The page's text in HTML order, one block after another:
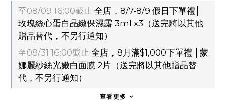
至08/09 16:00截止 全店，8/7-8/9 假日下單禮│
玫瑰絲心蛋白晶緻保濕露 3ml x3（送完將以其他
贈品替代，不另行通知）
至08/31 16:00截止 全店，8月滿$1,000下單禮 │蒙
娜麗紗絲光嫩白面膜 2片（送完將以其他贈品替
代，不另行通知）
查看更多